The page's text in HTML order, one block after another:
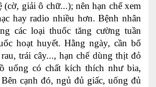
(cờ, giải ô chữ...); nên hạn chế xem
hay radio nhiều hơn. Bệnh nhân
các loại thuốc tăng cường tuần
hoạt huyết. Hằng ngày, cần bổ
trái cây..., hạn chế dùng thịt đỏ
uống có chất kích thích như bia,
cạnh đó, ngủ đủ giấc, uống đủ